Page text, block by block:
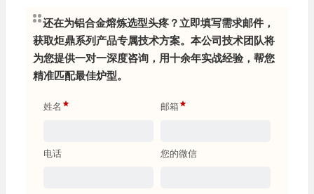
还在为铝合金熔炼选型头疼？立即填写需求邮件，
获取炬鼎系列产品专属技术方案。本公司技术团队将
为您提供一对一深度咨询，用十余年实战经验，帮您
精准匹配最佳炉型。
姓名 邮箱
电话 您的微信